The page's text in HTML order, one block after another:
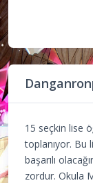
15 seçkin lise
toplanıyor. Bu
başarılı
zordur. Okula